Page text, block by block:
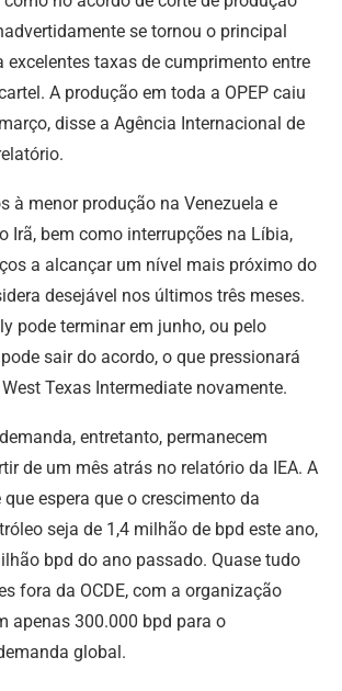
se tornou o principal
excelentes taxas de cumprimento entre
A produção em toda a OPEP caiu
disse a Agência Internacional de
à menor produção na Venezuela e
Irã, bem como interrupções na Líbia,
a alcançar um nível mais próximo do
desejável nos últimos três meses.
pode terminar em junho, ou pelo
sair do acordo, o que pressionará
Texas Intermediate novamente.
entretanto, permanecem
de um mês atrás no relatório da IEA. A
espera que o crescimento da
seja de 1,4 milhão de bpd este ano,
bpd do ano passado. Quase tudo
fora da OCDE, com a organização
apenas 300.000 bpd para o
global.